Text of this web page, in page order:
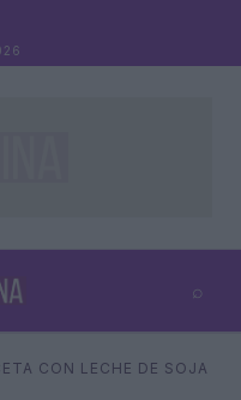
⌕
⌕ ×
CON LECHE DE SOJA